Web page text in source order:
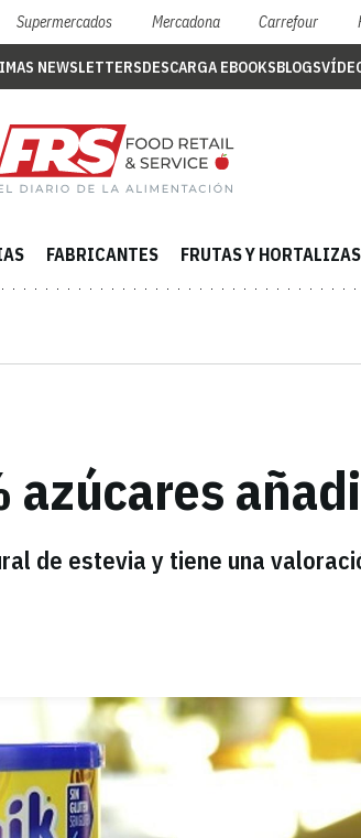
Supermercados Mercadona Carrefour
NEWSLETTERSDESCARGA EBOOKSBLOGS
FABRICANTES FRUTAS Y HORTALIZAS
azúcares
de estevia y tiene una